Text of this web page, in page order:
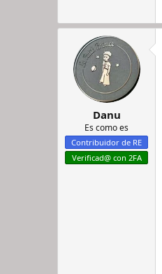
Danu
Es como es
Contribuidor de RE
Verificad@ con 2FA